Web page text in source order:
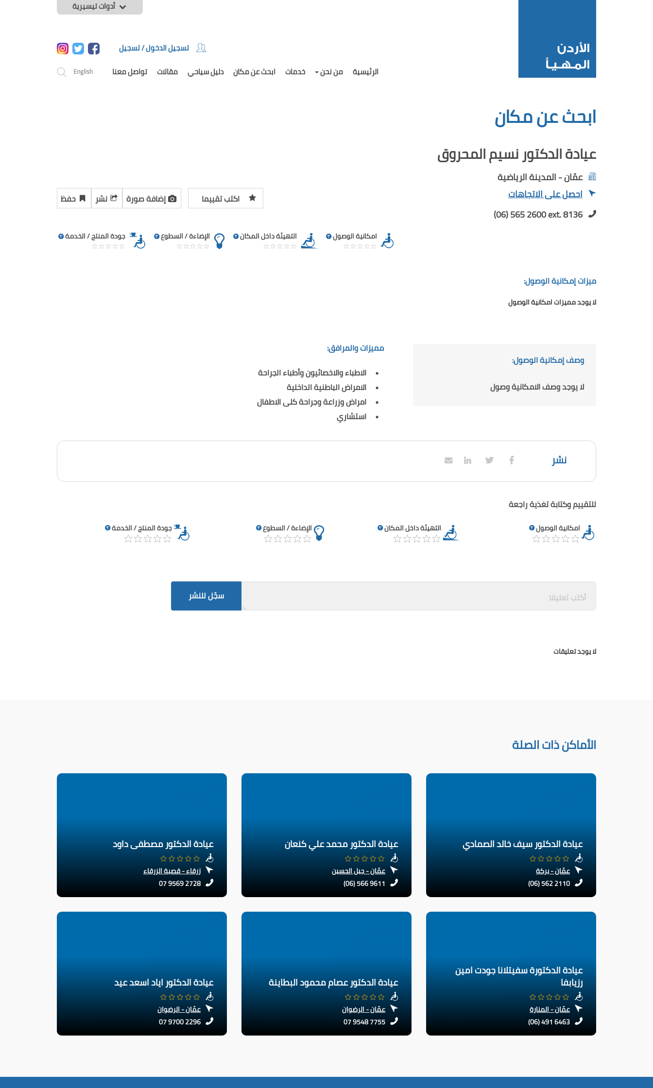
أدوات تيسيرية
تسجيل الدخول / تسجيل
English الرئيسية من نحن خدمات ابحث عن مكان دليل سياحي مقالات تواصل معنا
ابحث عن مكان
عيادة الدكتور نسيم المحروق
عمّان - المدينة الرياضية
احصل على الاتجاهات
اكتب تقييما إضافة صورة نشر حفظ
(06) 565 2600 ext. 8136
امكانية الوصول التهيئة داخل المكان الإضاءة / السطوع جودة المنتج / الخدمة
ميزات إمكانية الوصول:
لا يوجد مميزات امكانية الوصول
وصف إمكانية الوصول:
لا يوجد وصف الامكانية وصول
مميزات والمرافق:
الاطباء والاخصائيون وأطباء الجراحة
الامراض الباطنية الداخلية
امراض وزراعة وجراحة كلى الاطفال
استشاري
نشر
للتقييم وكتابة تغذية راجعة
امكانية الوصول التهيئة داخل المكان الإضاءة / السطوع جودة المنتج / الخدمة
سجّل للنشر
لا يوجد تعليقات
الأماكن ذات الصلة
عيادة الدكتور سيف خالد الصمادي
عمّان - بركة
(06) 562 2110
عيادة الدكتور محمد علي كنعان
عمّان - جبل الحسين
(06) 566 9611
عيادة الدكتور مصطفى داود
زرقاء - قصبة الزرقاء
07 9569 2728
عيادة الدكتورة سفيتلانا جودت امين
رزيابفا
عمّان - المنارة
(06) 491 6463
عيادة الدكتور عصام محمود البطاينة
عمّان - الرضوان
07 9548 7755
عيادة الدكتور اياد اسعد عيد
عمّان - الرضوان
07 9700 2296